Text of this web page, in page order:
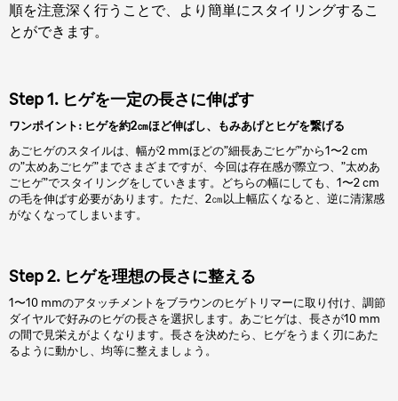
順を注意深く行うことで、より簡単にスタイリングするこ
とができます。
Step 1. ヒゲを一定の長さに伸ばす
ワンポイント: ヒゲを約2㎝ほど伸ばし、もみあげとヒゲを繋げる
あごヒゲのスタイルは、幅が2 mmほどの”細長あごヒゲ”から1〜2 cm
の”太めあごヒゲ”までさまざまですが、今回は存在感が際立つ、”太めあ
ごヒゲ”でスタイリングをしていきます。どちらの幅にしても、1〜2 cm
の毛を伸ばす必要があります。ただ、2㎝以上幅広くなると、逆に清潔感
がなくなってしまいます。
Step 2. ヒゲを理想の長さに整える
1〜10 mmのアタッチメントをブラウンのヒゲトリマーに取り付け、調節
ダイヤルで好みのヒゲの長さを選択します。あごヒゲは、長さが10 mm
の間で見栄えがよくなります。長さを決めたら、ヒゲをうまく刃にあた
るように動かし、均等に整えましょう。